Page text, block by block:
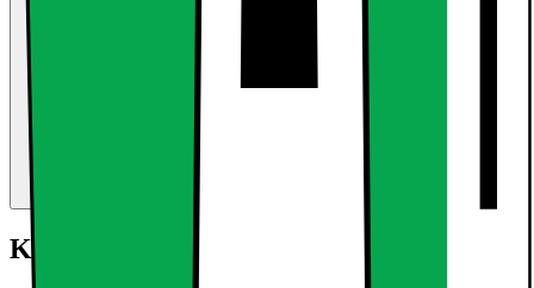
Kort om produktet